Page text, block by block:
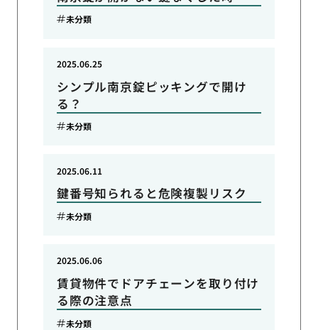
未分類
シンプル南京錠ピッキングで開け
る？
2025.06.25
未分類
鍵番号知られると危険複製リスク
2025.06.11
未分類
賃貸物件でドアチェーンを取り付け
る際の注意点
2025.06.06
未分類